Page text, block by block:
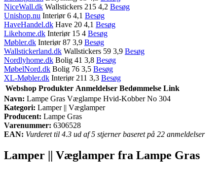
NiceWall.dk Wallstickers 215 4,2 Besøg
Unishop.nu Interiør 6 4,1 Besøg
HaveHandel.dk Have 20 4,1 Besøg
Likehome.dk Interiør 15 4 Besøg
Møbler.dk Interiør 87 3,9 Besøg
Wallstickerland.dk Wallstickers 59 3,9 Besøg
Nordlyhome.dk Bolig 41 3,8 Besøg
MøbelNord.dk Bolig 76 3,5 Besøg
XL-Møbler.dk Interiør 211 3,3 Besøg
Webshop Produkter Anmeldelser Bedømmelse Link
Navn: Lampe Gras Væglampe Hvid-Kobber No 304
Kategori: Lamper || Væglamper
Producent: Lampe Gras
Varenummer: 6306528
EAN: Vurderet til 4.3 ud af 5 stjerner baseret på 22 anmeldelser
Lamper || Væglamper fra Lampe Gras